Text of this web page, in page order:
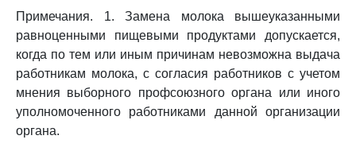
Примечания. 1. Замена молока вышеуказанными
равноценными пищевыми продуктами допускается,
когда по тем или иным причинам невозможна выдача
работникам молока, с согласия работников с учетом
мнения выборного профсоюзного органа или иного
уполномоченного работниками данной организации
органа.